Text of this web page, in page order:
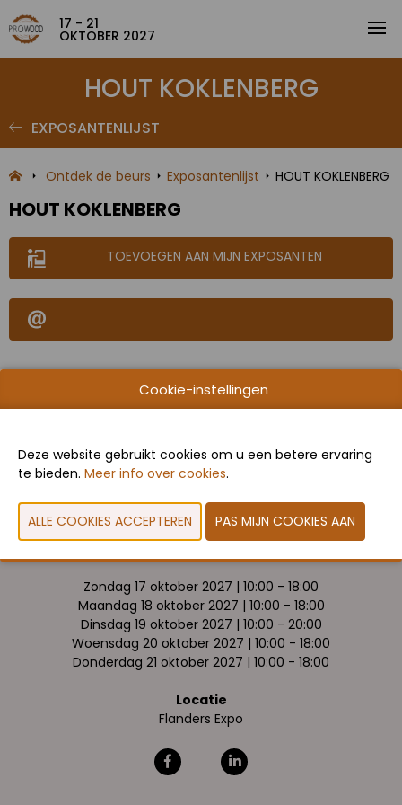
17 - 21
OKTOBER 2027
HOUT KOKLENBERG
EXPOSANTENLIJST
Ontdek de beurs Exposantenlijst HOUT KOKLENBERG
HOUT KOKLENBERG
TOEVOEGEN AAN MIJN EXPOSANTEN
Zondag 17 oktober 2027 | 10:00 - 18:00
Maandag 18 oktober 2027 | 10:00 - 18:00
Dinsdag 19 oktober 2027 | 10:00 - 20:00
Woensdag 20 oktober 2027 | 10:00 - 18:00
Donderdag 21 oktober 2027 | 10:00 - 18:00
Locatie
Flanders Expo
Cookie-instellingen
Deze website gebruikt cookies om u een betere ervaring
te bieden. Meer info over cookies.